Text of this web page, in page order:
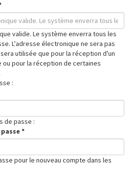
valide. Le système enverra tous les
L'adresse électronique ne sera pas
utilisée que pour la réception d'un
ou pour la réception de certaines
:
de passe :
*
pour le nouveau compte dans les